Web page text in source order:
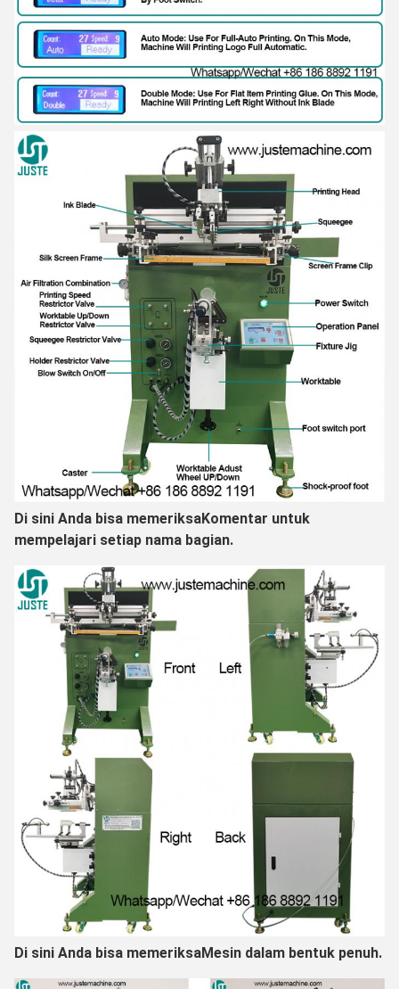
Di sini Anda bisa memeriksaKomentar untuk
mempelajari setiap nama bagian.
Di sini Anda bisa memeriksaMesin dalam bentuk penuh.